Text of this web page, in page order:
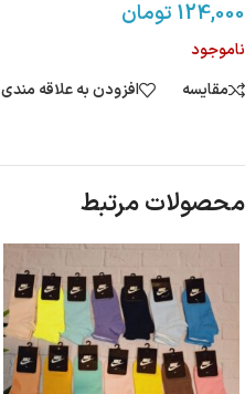
124,000 تومان
ناموجود
مقایسه
افزودن به علاقه مندی
محصولات مرتبط